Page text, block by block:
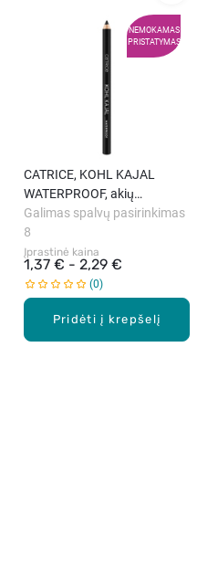
NEMOKAMAS
PRISTATYMAS
Pridėti į krepšelį
CATRICE, KOHL KAJAL
WATERPROOF, akių
pieštukas, 0.78 g
Įprastinė kaina
1,37 € - 2,29 €
Galimas spalvų pasirinkimas
8
0